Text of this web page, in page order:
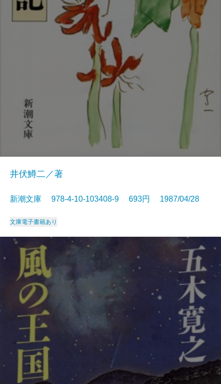
井伏鱒二／著
新潮文庫 978-4-10-103408-9 693円 1987/04/28
文庫電子書籍あり